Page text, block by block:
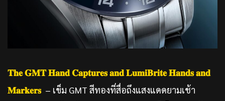
𝐓𝐡𝐞 𝐆𝐌𝐓 𝐇𝐚𝐧𝐝 𝐂𝐚𝐩𝐭𝐮𝐫𝐞𝐬 𝐚𝐧𝐝 𝐋𝐮𝐦𝐢𝐁𝐫𝐢𝐭𝐞 𝐇𝐚𝐧𝐝𝐬 𝐚𝐧𝐝
𝐌𝐚𝐫𝐤𝐞𝐫𝐬 – เข็ม GMT สีทองที่สื่อถึงแสงแดดยามเช้า